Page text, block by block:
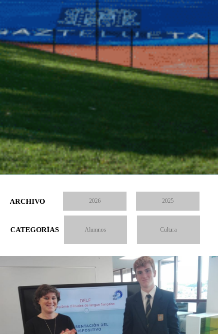
ARCHIVO 2026 2025
CATEGORÍAS Alumnos Cultura